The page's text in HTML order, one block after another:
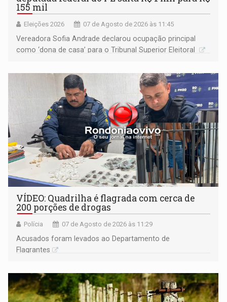
155 mil
Eleições 2026 07 de Agosto de 2026 às 11:45
Vereadora Sofia Andrade declarou ocupação principal
como ‘dona de casa’ para o Tribunal Superior Eleitoral
VÍDEO: Quadrilha é flagrada com cerca de
200 porções de drogas
Polícia 07 de Agosto de 2026 às 11:29
Acusados foram levados ao Departamento de
Flagrantes